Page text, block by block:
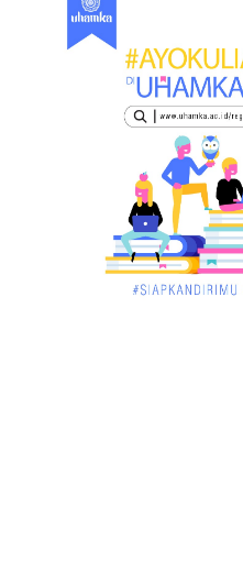
Orangutan Masuk ke
Haudl
March
Menelisik